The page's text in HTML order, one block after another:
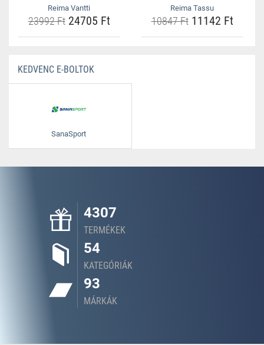
Reima Vantti
23992 Ft24705 Ft
Reima Tassu
10847 Ft11142 Ft
KEDVENC E-BOLTOK
SanaSport
4307
TERMÉKEK
54
KATEGÓRIÁK
93
MÁRKÁK